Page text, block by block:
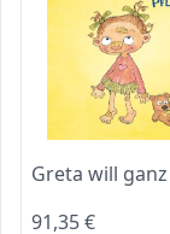
91,35 €